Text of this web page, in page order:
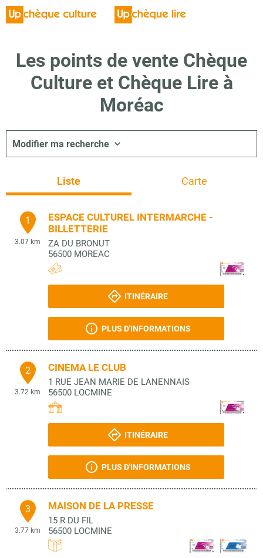
Les points de vente Chèque
Culture et Chèque Lire à
Moréac
Modifier ma recherche
Liste Carte
1
3.07 km
ESPACE CULTUREL INTERMARCHE -
BILLETTERIE
ZA DU BRONUT
56500 MOREAC
ITINÉRAIRE
PLUS D'INFORMATIONS
2
3.72 km
CINEMA LE CLUB
1 RUE JEAN MARIE DE LANENNAIS
56500 LOCMINE
ITINÉRAIRE
PLUS D'INFORMATIONS
3
3.77 km
MAISON DE LA PRESSE
15 R DU FIL
56500 LOCMINE